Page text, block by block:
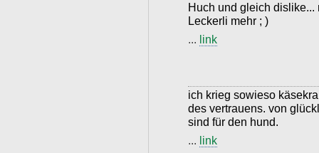
Huch und gleich
Leckerli mehr ; )
... link
ich krieg sowieso
des vertrauens. von
sind für den hund.
... link